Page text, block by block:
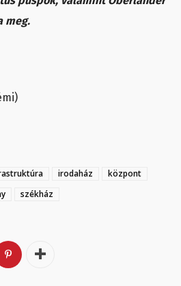
meg.
irodaház
központ
székház